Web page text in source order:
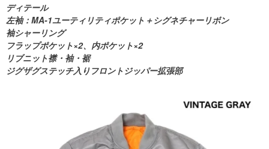
ディテール
左袖：MA-1ユーティリティポケット＋シグネチャーリボン
袖シャーリング
フラップポケット×2、内ポケット×2
リブニット襟・袖・裾
ジグザグステッチ入りフロントジッパー拡張部